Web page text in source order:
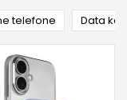
telefone Data